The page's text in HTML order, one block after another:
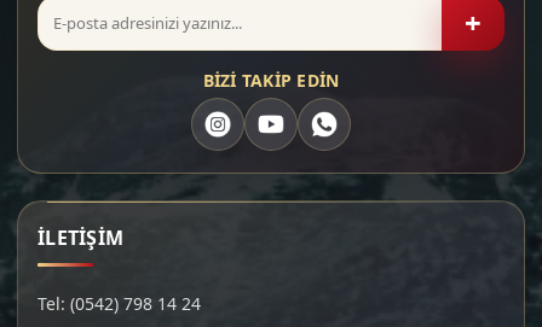
+
BİZİ TAKİP EDİN
İLETİŞİM
Tel: (0542) 798 14 24